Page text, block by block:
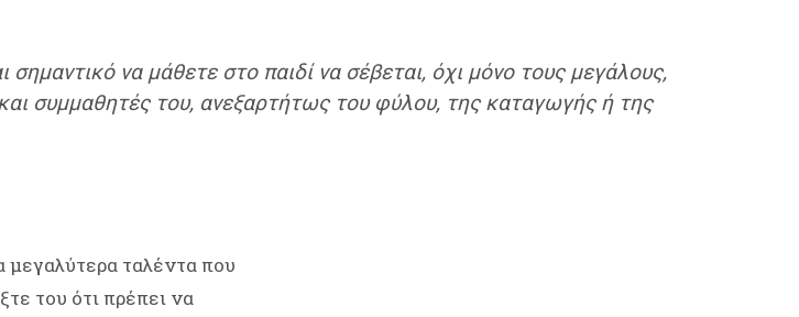
να μάθετε στο παιδί να σέβεται, όχι μόνο τους μεγάλους,
συμμαθητές του, ανεξαρτήτως του φύλου, της καταγωγής ή της
μεγαλύτερα ταλέντα που
του ότι πρέπει να